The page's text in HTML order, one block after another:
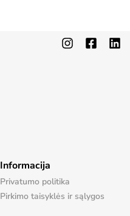
Informacija
Privatumo politika
Pirkimo taisyklės ir sąlygos